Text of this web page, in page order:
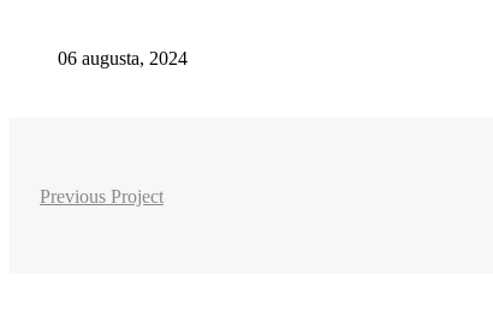
06 augusta, 2024
Previous Project